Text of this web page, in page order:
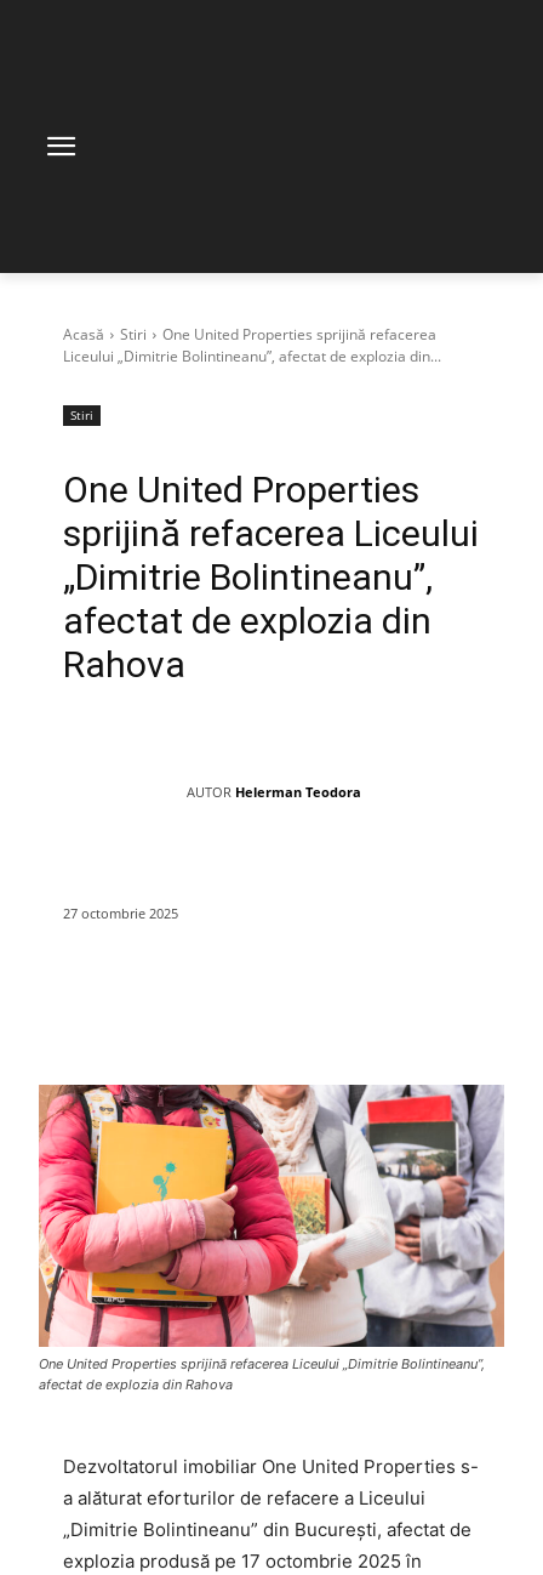
Acasă Stiri
One United Properties sprijină refacerea
Liceului „Dimitrie Bolintineanu”, afectat de explozia din...
Stiri
One United Properties
sprijină refacerea Liceului
„Dimitrie Bolintineanu”,
afectat de explozia din
Rahova
AUTOR Helerman Teodora
27 octombrie 2025
One United Properties sprijină refacerea Liceului „Dimitrie Bolintineanu”,
afectat de explozia din Rahova
Dezvoltatorul imobiliar One United Properties s-
a alăturat eforturilor de refacere a Liceului
„Dimitrie Bolintineanu” din București, afectat de
explozia produsă pe 17 octombrie 2025 în